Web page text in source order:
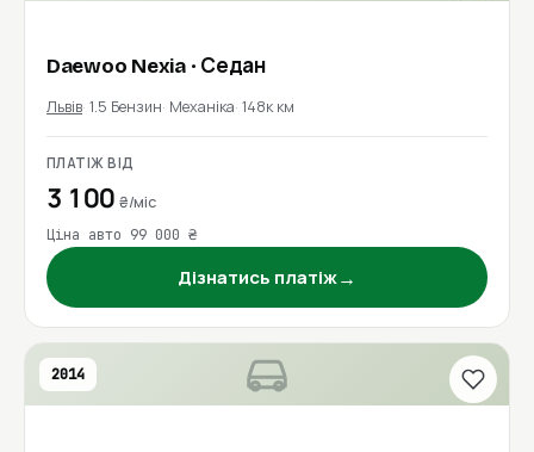
Daewoo Nexia · Седан
Львів 1.5 Бензин Механіка 148к км
ПЛАТІЖ ВІД
3 100₴/міс
Ціна авто 99 000 ₴
Дізнатись платіж→
2014